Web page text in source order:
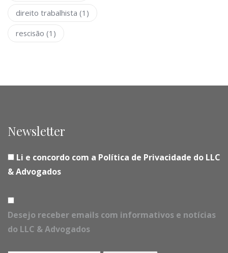
direito trabalhista (1)
rescisão (1)
Newsletter
Li e concordo com a Política de Privacidade do LLC
& Advogados
Desejo receber emails com informativos e notícias
do LLC & Advogados